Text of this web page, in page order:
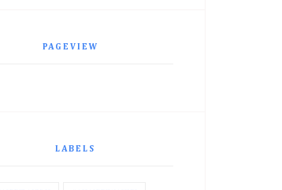
PAGEVIEW
LABELS